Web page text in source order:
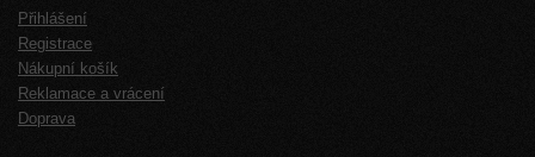
Přihlášení
Registrace
Nákupní košík
Reklamace a vrácení
Doprava